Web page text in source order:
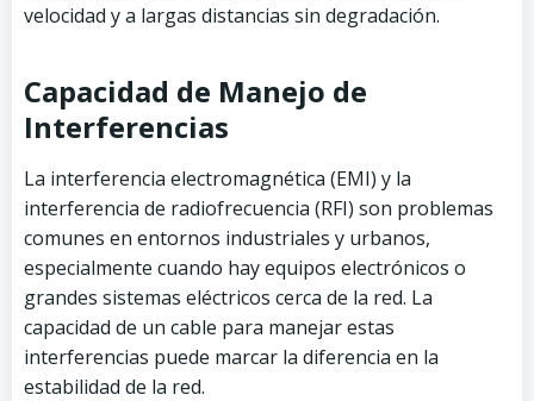
velocidad y a largas distancias sin degradación.
Capacidad de Manejo de
Interferencias
La interferencia electromagnética (EMI) y la
interferencia de radiofrecuencia (RFI) son problemas
comunes en entornos industriales y urbanos,
especialmente cuando hay equipos electrónicos o
grandes sistemas eléctricos cerca de la red. La
capacidad de un cable para manejar estas
interferencias puede marcar la diferencia en la
estabilidad de la red.